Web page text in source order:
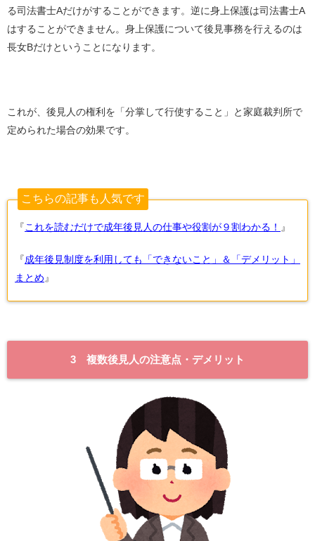
る司法書士Aだけがすることができます。逆に身上保護は司法書士A
はすることができません。身上保護について後見事務を行えるのは
長女Bだけということになります。
これが、後見人の権利を「分掌して行使すること」と家庭裁判所で
定められた場合の効果です。
こちらの記事も人気です
『これを読むだけで成年後見人の仕事や役割が９割わかる！ 』
『成年後見制度を利用しても「できないこと」＆「デメリット」
まとめ』
3 複数後見人の注意点・デメリット